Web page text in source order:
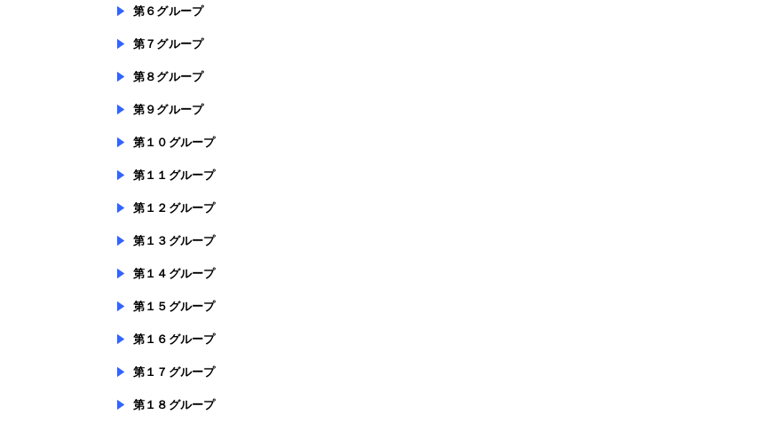
第６グループ
第７グループ
第８グループ
第９グループ
第１０グループ
第１１グループ
第１２グループ
第１３グループ
第１４グループ
第１５グループ
第１６グループ
第１７グループ
第１８グループ